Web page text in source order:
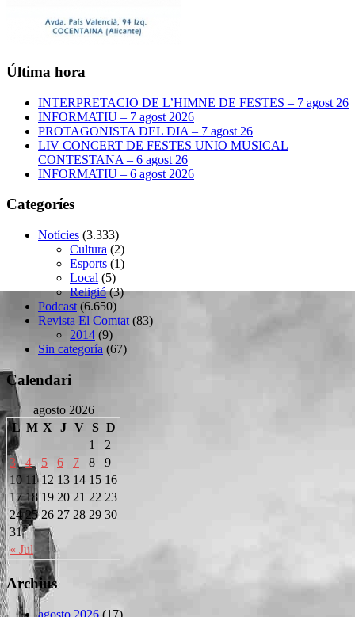
Última hora
INTERPRETACIO DE L’HIMNE DE FESTES – 7 agost 26
INFORMATIU – 7 agost 2026
PROTAGONISTA DEL DIA – 7 agost 26
LIV CONCERT DE FESTES UNIO MUSICAL
CONTESTANA – 6 agost 26
INFORMATIU – 6 agost 2026
Categoríes
Notícies (3.333)
Cultura (2)
Esports (1)
Local (5)
Religió(3)
Podcast (6.650)
Revista El Comtat (83)
2014 (9)
Sin categoría (67)
Calendari
agosto 2026
L M X J V S D
« Jul
1
2
3
4 5 6 7 8
9
10 11 12 13 14 15 16
17 18 19 20 21 22 23
24 25 26 27 28 29 30
31
Archius
agosto 2026 (17)